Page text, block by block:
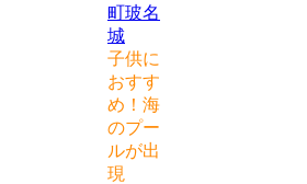
町玻名
城
子供に
おすす
め！海
のプー
ルが出
現